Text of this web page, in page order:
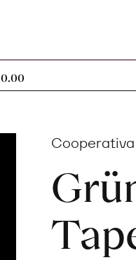
0.000 Artikel im